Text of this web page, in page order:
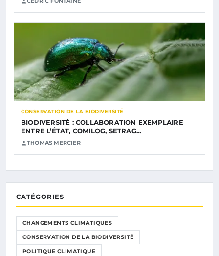
CONSERVATION DE LA BIODIVERSITÉ
BIODIVERSITÉ : COLLABORATION EXEMPLAIRE
ENTRE L’ÉTAT, COMILOG, SETRAG…
THOMAS MERCIER
CATÉGORIES
CHANGEMENTS CLIMATIQUES
CONSERVATION DE LA BIODIVERSITÉ
POLITIQUE CLIMATIQUE